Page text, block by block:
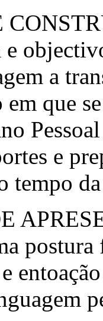
a
que
e
tempo
postura